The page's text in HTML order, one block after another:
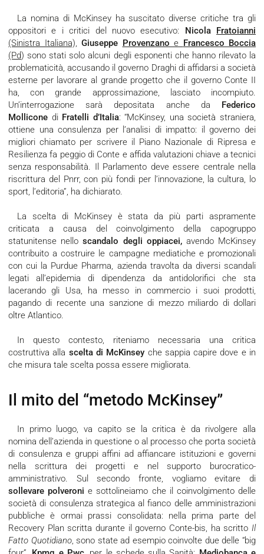
La nomina di McKinsey ha suscitato diverse critiche tra gli
oppositori e i critici del nuovo esecutivo: Nicola Fratoianni
(Sinistra Italiana), Giuseppe Provenzano e Francesco Boccia
(Pd) sono stati solo alcuni degli esponenti che hanno rilevato la
problematicità, accusando il governo Draghi di affidarsi a società
esterne per lavorare al grande progetto che il governo Conte II
ha, con grande approssimazione, lasciato incompiuto.
Un’interrogazione sarà depositata anche da Federico
Mollicone di Fratelli d’Italia: “McKinsey, una società straniera,
ottiene una consulenza per l’analisi di impatto: il governo dei
migliori chiamato per scrivere il Piano Nazionale di Ripresa e
Resilienza fa peggio di Conte e affida valutazioni chiave a tecnici
senza responsabilità. Il Parlamento deve essere centrale nella
riscrittura del Pnrr, con più fondi per l’innovazione, la cultura, lo
sport, l’editoria”, ha dichiarato.
La scelta di McKinsey è stata da più parti aspramente
criticata a causa del coinvolgimento della capogruppo
statunitense nelloscandalo degli oppiacei, avendo McKinsey
contribuito a costruire le campagne mediatiche e promozionali
con cui la Purdue Pharma, azienda travolta da diversi scandali
legati all’epidemia di dipendenza da antidolorifici che sta
lacerando gli Usa, ha messo in commercio i suoi prodotti,
pagando di recente una sanzione di mezzo miliardo di dollari
oltre Atlantico.
In questo contesto, riteniamo necessaria una critica
costruttiva alla scelta di McKinsey che sappia capire dove e in
che misura tale scelta possa essere migliorata.
Il mito del “metodo McKinsey”
In primo luogo, va capito se la critica è da rivolgere alla
nomina dell’azienda in questione o al processo che porta società
di consulenza e gruppi affini ad affiancare istituzioni e governi
nella scrittura dei progetti e nel supporto burocratico-
amministrativo. Sul secondo fronte, vogliamo evitare di
sollevare polveronie sottolineiamo che il coinvolgimento delle
società di consulenza strategica al fianco delle amministrazioni
pubbliche è ormai prassi consolidata: nella prima parte del
Recovery Plan scritta durante il governo Conte-bis, ha scritto Il
Fatto Quotidiano, sono state ad esempio coinvolte due delle “big